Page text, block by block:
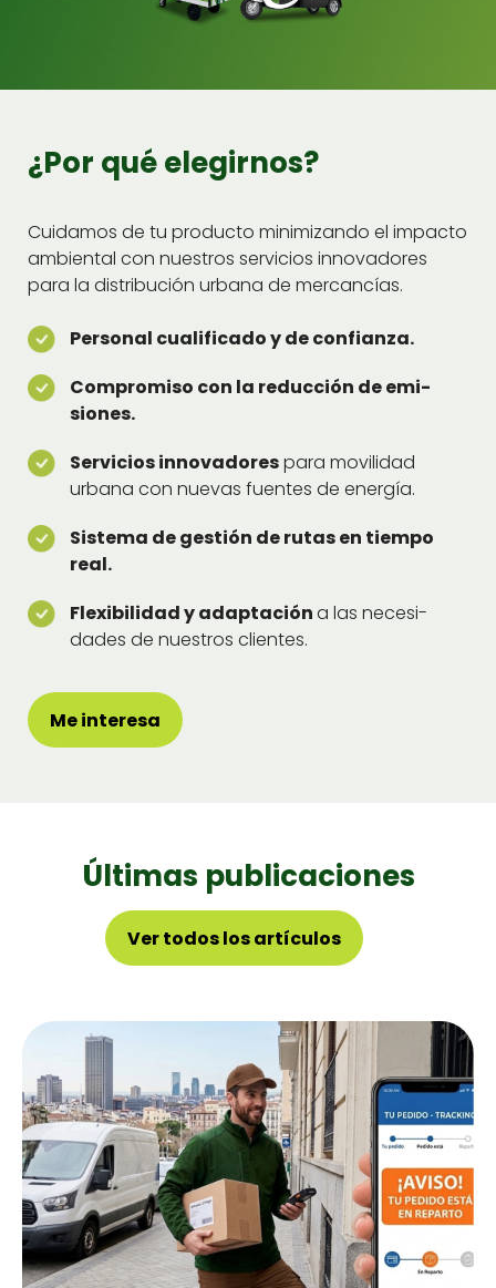
¿Por qué elegirnos?
Cuidamos de tu pro­duc­to min­i­mizan­do el impacto
ambi­en­tal con nue­stros ser­vi­cios inno­vadores
para la dis­tribu­ción urbana de mer­cancías.
Per­son­al cual­i­fi­ca­do y de con­fi­an­za.
Com­pro­miso con la reduc­ción de emi­
siones.
Ser­vi­cios inno­vadorespara movil­i­dad
urbana con nuevas fuentes de energía.
Sis­tema de gestión de rutas en tiem­po
real.
Flex­i­bil­i­dad y adaptacióna las necesi­
dades de nue­stros clientes.
Me intere­sa
Últimas publicaciones
Ver todos los artícu­los